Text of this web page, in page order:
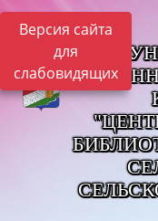
Версия сайта
для
слабовидящих